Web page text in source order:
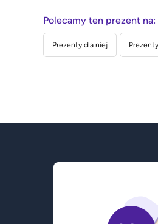
Polecamy ten prezent na:
Prezenty dla niej